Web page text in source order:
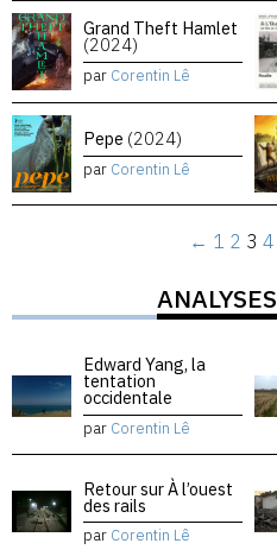
Grand Theft Hamlet
(2024)
par Corentin Lê
Pepe (2024)
par Corentin Lê
← 1 2 3 4
ANALYSES
Edward Yang, la
tentation
occidentale
par Corentin Lê
Retour sur À l’ouest
des rails
par Corentin Lê